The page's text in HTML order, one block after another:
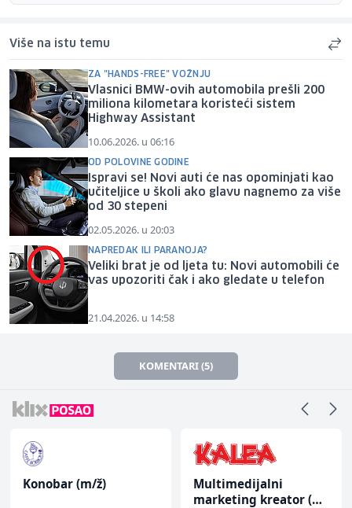
Više na istu temu
ZA "HANDS-FREE" VOŽNJU
Vlasnici BMW-ovih automobila prešli 200
miliona kilometara koristeći sistem
Highway Assistant
10.06.2026. u 06:16
OD POLOVINE GODINE
Ispravi se! Novi auti će nas opominjati kao
učiteljice u školi ako glavu nagnemo za više
od 30 stepeni
02.05.2026. u 20:03
NAPREDAK ILI PARANOJA?
Veliki brat je od ljeta tu: Novi automobili će
vas upozoriti čak i ako gledate u telefon
21.04.2026. u 14:58
KOMENTARI (5)
Konobar (m/ž)
Multimedijalni
marketing kreator (m/